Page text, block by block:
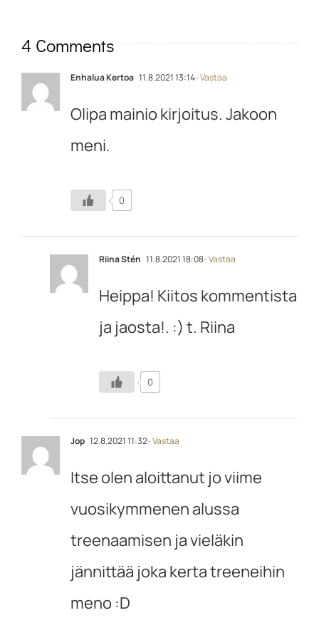
4 Comments
Enhalua Kertoa 11.8.2021 13:14 - Vastaa
Olipa mainio kirjoitus. Jakoon
meni.
0
Riina Stén 11.8.2021 18:08 - Vastaa
Heippa! Kiitos kommentista
ja jaosta!. :) t. Riina
0
Jop 12.8.2021 11:32 - Vastaa
Itse olen aloittanut jo viime
vuosikymmenen alussa
treenaamisen ja vieläkin
jännittää joka kerta treeneihin
meno :D